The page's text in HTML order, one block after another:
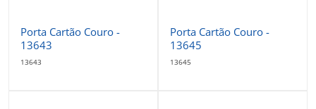
Porta Cartão Couro -
13643
13643
Porta Cartão Couro -
13645
13645